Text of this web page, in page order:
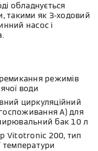
обладнується
такими як 3-ходовий
насос і
режимів
води
циркуляційний
A) для
бак 10 л
Vitotronic 200, тип
температури